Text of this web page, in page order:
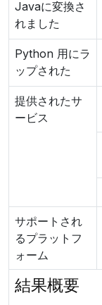
Javaに変換さ
れました
Python 用にラ
ップされた
提供されたサ
ービス
サポートされ
るプラットフ
ォーム
結果概要